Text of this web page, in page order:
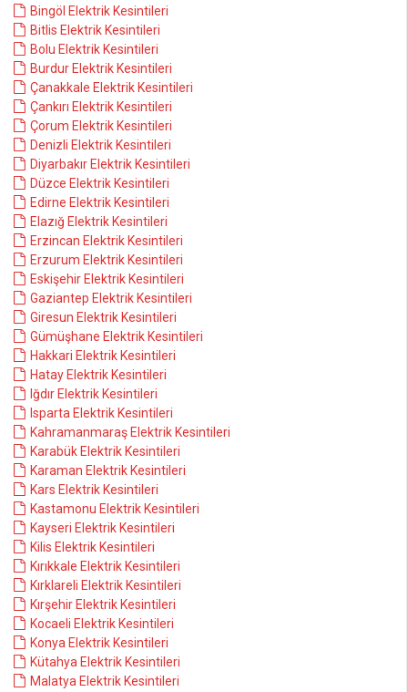
Bingöl Elektrik Kesintileri
Bitlis Elektrik Kesintileri
Bolu Elektrik Kesintileri
Burdur Elektrik Kesintileri
Çanakkale Elektrik Kesintileri
Çankırı Elektrik Kesintileri
Çorum Elektrik Kesintileri
Denizli Elektrik Kesintileri
Diyarbakır Elektrik Kesintileri
Düzce Elektrik Kesintileri
Edirne Elektrik Kesintileri
Elazığ Elektrik Kesintileri
Erzincan Elektrik Kesintileri
Erzurum Elektrik Kesintileri
Eskişehir Elektrik Kesintileri
Gaziantep Elektrik Kesintileri
Giresun Elektrik Kesintileri
Gümüşhane Elektrik Kesintileri
Hakkari Elektrik Kesintileri
Hatay Elektrik Kesintileri
Iğdır Elektrik Kesintileri
Isparta Elektrik Kesintileri
Kahramanmaraş Elektrik Kesintileri
Karabük Elektrik Kesintileri
Karaman Elektrik Kesintileri
Kars Elektrik Kesintileri
Kastamonu Elektrik Kesintileri
Kayseri Elektrik Kesintileri
Kilis Elektrik Kesintileri
Kırıkkale Elektrik Kesintileri
Kırklareli Elektrik Kesintileri
Kırşehir Elektrik Kesintileri
Kocaeli Elektrik Kesintileri
Konya Elektrik Kesintileri
Kütahya Elektrik Kesintileri
Malatya Elektrik Kesintileri